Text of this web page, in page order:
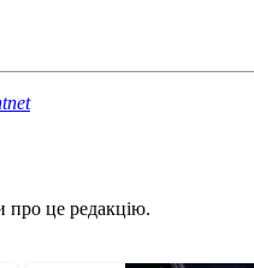
про це редакцію.